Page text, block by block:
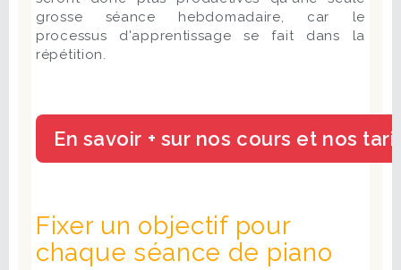
grosse séance hebdomadaire, car le
processus d'apprentissage se fait dans la
répétition.
Fixer un objectif pour
chaque séance de piano